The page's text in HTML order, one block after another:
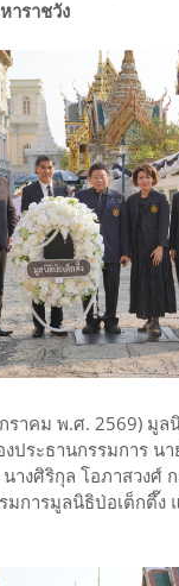
าราชวัง
าคม พ.ศ. 2569) มูล
งประธานกรรมการ น
างศิริกุล โอภาสวงศ์
มการมูลนิธิป่อเต็กตึ๊ง